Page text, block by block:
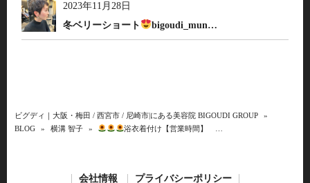
2023年11月28日
冬ベリーショート
bigoudi_mun…
ビグディ｜大阪・梅田 / 西宮市 / 尼崎市|にある美容院 BIGOUDI GROUP
»
BLOG
» 横溝 智子 » 浴衣着付け【営業時間】 …
会社情報 プライバシーポリシー